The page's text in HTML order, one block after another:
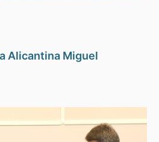
Alicantina Miguel